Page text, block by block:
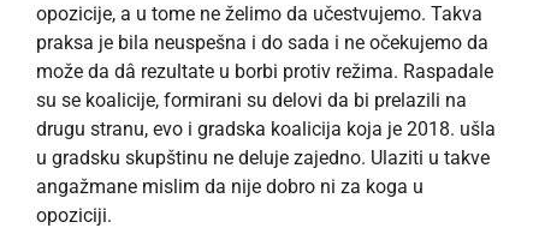
opozicije, a u tome ne želimo da učestvujemo. Takva
praksa je bila neuspešna i do sada i ne očekujemo da
može da dâ rezultate u borbi protiv režima. Raspadale
su se koalicije, formirani su delovi da bi prelazili na
drugu stranu, evo i gradska koalicija koja je 2018. ušla
u gradsku skupštinu ne deluje zajedno. Ulaziti u takve
angažmane mislim da nije dobro ni za koga u
opoziciji.